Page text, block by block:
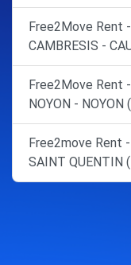
Free2Move Rent
CAMBRESIS -
Free2Move Rent
NOYON - NOYON
Free2move Rent
SAINT QUENTIN